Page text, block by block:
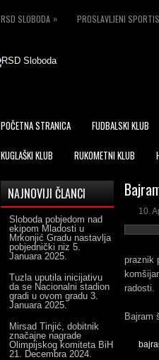
RSD SLOBODA » PROSLAVLJENI
POČETNA STRANICA FUDBALSKI KLUB
KUGLAŠKI KLUB RUKOMETNI KLUB
10.
praznik
radosti.
Bajram
NAJNOVIJI ČLANCI
Sloboda pobjedom nad
ekipom Mladosti u
Mrkonjić Gradu nastavlja
pobjednički niz 5.
Januara 2025.
Tuzla uputila inicijativu
da se Nacionalni stadion
gradi u ovom gradu 3.
Januara 2025.
Mirsad Tinjić, dobitnik
značajne nagrade
Olimpijskog komiteta BiH
21. Decembra 2024.